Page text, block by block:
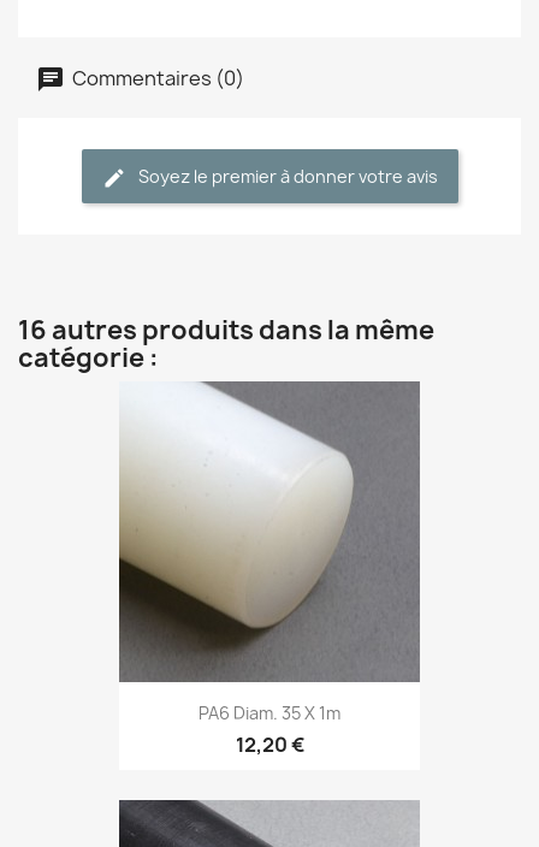
Commentaires (0)
Soyez le premier à donner votre avis
16 autres produits dans la même
catégorie :
PA6 Diam. 35 X 1m
12,20 €